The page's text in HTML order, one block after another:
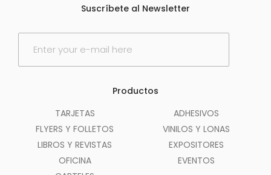
Suscríbete al Newsletter
E
Productos
TARJETAS
FLYERS Y FOLLETOS
LIBROS Y REVISTAS
OFICINA
ADHESIVOS
VINILOS Y LONAS
EXPOSITORES
EVENTOS